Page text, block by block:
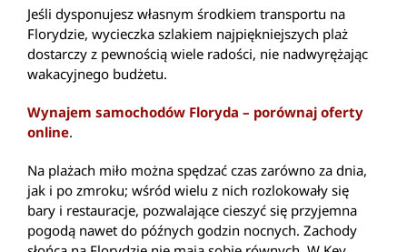
Jeśli dysponujesz własnym środkiem transportu na
Florydzie, wycieczka szlakiem najpiękniejszych plaż
dostarczy z pewnością wiele radości, nie nadwyrężając
wakacyjnego budżetu.
Wynajem samochodów Floryda – porównaj oferty
online.
Na plażach miło można spędzać czas zarówno za dnia,
jak i po zmroku; wśród wielu z nich rozlokowały się
bary i restauracje, pozwalające cieszyć się przyjemna
pogodą nawet do późnych godzin nocnych. Zachody